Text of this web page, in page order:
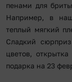
пенами для
Например, в
теплый мягкий
Сладкий
цветов,
подарка на 23